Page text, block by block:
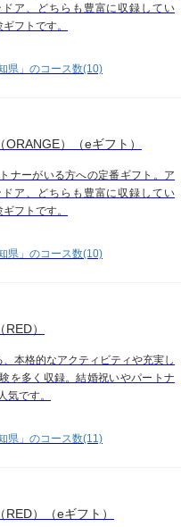
ア、どちらも豊富に収録してい
フトです。
県」のコース数(10)
）（eギフト）
ナーがいる方への定番ギフト。ア
ア、どちらも豊富に収録してい
フトです。
県」のコース数(10)
）
本格的なアクティビティや充実し
を多く収録。結婚祝いやパートナ
気です。
県」のコース数(11)
）（eギフト）